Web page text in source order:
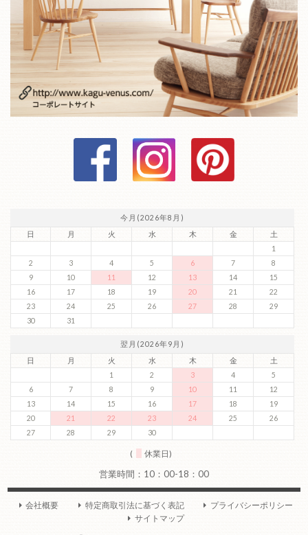
今月(2026年8月)
日
月 火 水 木 金
土
1
2
3 4 5 6 7
8
9
10 11 12 13 14
15
16
17 18 19 20 21
22
23
24 25 26 27 28
29
30
31
翌月(2026年9月)
日
月 火 水 木 金
土
1
2 3 4
5
6
7 8 9 10 11
12
13
14 15 16 17 18
19
20
21 22 23 24 25
26
27
28 29 30
( 休業日)
会社概要 特定商取引法に基づく表記
プライバシーポリシー
サイトマップ